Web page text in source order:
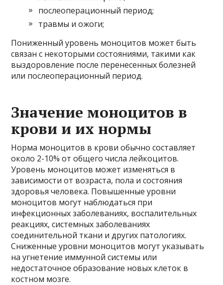
послеоперационный период;
травмы и ожоги;
Пониженный уровень моноцитов может быть
связан с некоторыми состояниями, такими как
выздоровление после перенесенных болезней
или послеоперационный период.
Значение моноцитов в
крови и их нормы
Норма моноцитов в крови обычно составляет
около 2-10% от общего числа лейкоцитов.
Уровень моноцитов может изменяться в
зависимости от возраста, пола и состояния
здоровья человека. Повышенные уровни
моноцитов могут наблюдаться при
инфекционных заболеваниях, воспалительных
реакциях, системных заболеваниях
соединительной ткани и других патологиях.
Сниженные уровни моноцитов могут указывать
на угнетение иммунной системы или
недостаточное образование новых клеток в
костном мозге.